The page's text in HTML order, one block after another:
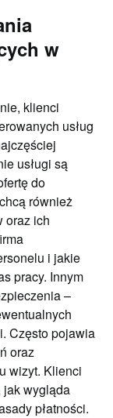
w
klienci
usług
usługi są
do
również
oraz ich
i jakie
pracy. Innym
–
Często pojawia
oraz
wizyt. Klienci
jak wygląda
płatności.